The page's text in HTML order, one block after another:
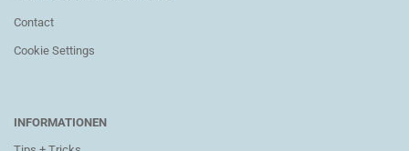
Contact
Cookie Settings
INFORMATIONEN